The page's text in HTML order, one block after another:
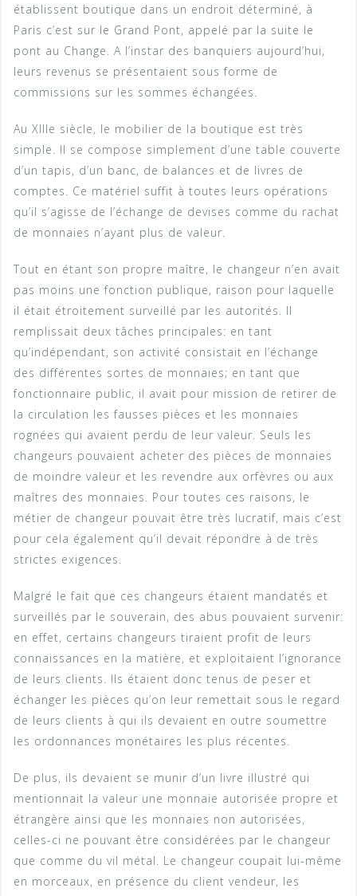
établissent boutique dans un endroit déterminé, à
Paris c’est sur le Grand Pont, appelé par la suite le
pont au Change. A l’instar des banquiers aujourd’hui,
leurs revenus se présentaient sous forme de
commissions sur les sommes échangées.
Au XIIIe siècle, le mobilier de la boutique est très
simple. Il se compose simplement d’une table couverte
d’un tapis, d’un banc, de balances et de livres de
comptes. Ce matériel suffit à toutes leurs opérations
qu’il s’agisse de l’échange de devises comme du rachat
de monnaies n’ayant plus de valeur.
Tout en étant son propre maître, le changeur n’en avait
pas moins une fonction publique, raison pour laquelle
il était étroitement surveillé par les autorités. Il
remplissait deux tâches principales: en tant
qu’indépendant, son activité consistait en l’échange
des différentes sortes de monnaies; en tant que
fonctionnaire public, il avait pour mission de retirer de
la circulation les fausses pièces et les monnaies
rognées qui avaient perdu de leur valeur. Seuls les
changeurs pouvaient acheter des pièces de monnaies
de moindre valeur et les revendre aux orfèvres ou aux
maîtres des monnaies. Pour toutes ces raisons, le
métier de changeur pouvait être très lucratif, mais c’est
pour cela également qu’il devait répondre à de très
strictes exigences.
Malgré le fait que ces changeurs étaient mandatés et
surveillés par le souverain, des abus pouvaient survenir:
en effet, certains changeurs tiraient profit de leurs
connaissances en la matière, et exploitaient l’ignorance
de leurs clients. Ils étaient donc tenus de peser et
échanger les pièces qu’on leur remettait sous le regard
de leurs clients à qui ils devaient en outre soumettre
les ordonnances monétaires les plus récentes.
De plus, ils devaient se munir d’un livre illustré qui
mentionnait la valeur une monnaie autorisée propre et
étrangère ainsi que les monnaies non autorisées,
celles-ci ne pouvant être considérées par le changeur
que comme du vil métal. Le changeur coupait lui-même
en morceaux, en présence du client vendeur, les